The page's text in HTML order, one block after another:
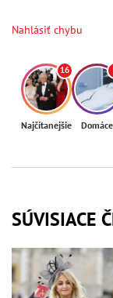
Nahlásiť chybu
16
Najčítanejšie Domáce
SÚVISIACE